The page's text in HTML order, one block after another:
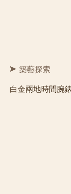
築藝探索
白金兩地時間腕